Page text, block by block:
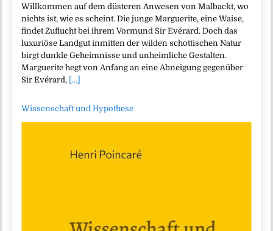
Willkommen auf dem düsteren Anwesen von Malbackt, wo
nichts ist, wie es scheint. Die junge Marguerite, eine Waise,
findet Zuflucht bei ihrem Vormund Sir Evérard. Doch das
luxuriöse Landgut inmitten der wilden schottischen Natur
birgt dunkle Geheimnisse und unheimliche Gestalten.
Marguerite hegt von Anfang an eine Abneigung gegenüber
Sir Evérard, [...]
Wissenschaft und Hypothese